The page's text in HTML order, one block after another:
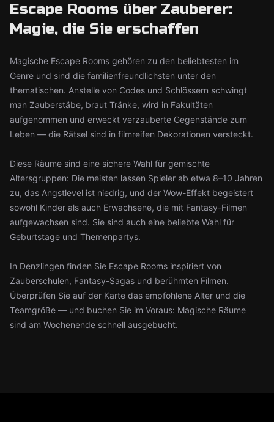
Escape Rooms über Zauberer:
Magie, die Sie erschaffen
Magische Escape Rooms gehören zu den beliebtesten im
Genre und sind die familienfreundlichsten unter den
thematischen. Anstelle von Codes und Schlössern schwingt
man Zauberstäbe, braut Tränke, wird in Fakultäten
aufgenommen und erweckt verzauberte Gegenstände zum
Leben — die Rätsel sind in filmreifen Dekorationen versteckt.
Diese Räume sind eine sichere Wahl für gemischte
Altersgruppen: Die meisten lassen Spieler ab etwa 8–10 Jahren
zu, das Angstlevel ist niedrig, und der Wow-Effekt begeistert
sowohl Kinder als auch Erwachsene, die mit Fantasy-Filmen
aufgewachsen sind. Sie sind auch eine beliebte Wahl für
Geburtstage und Themenpartys.
In Denzlingen finden Sie Escape Rooms inspiriert von
Zauberschulen, Fantasy-Sagas und berühmten Filmen.
Überprüfen Sie auf der Karte das empfohlene Alter und die
Teamgröße — und buchen Sie im Voraus: Magische Räume
sind am Wochenende schnell ausgebucht.